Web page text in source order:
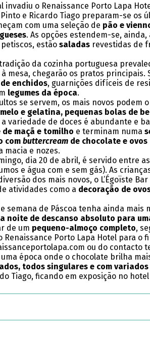
invadiu o Renaissance Porto Lapa
Pinto e Ricardo Tiago preparam-se
com uma seleção de pão e
. As opções estendem-se, ainda,
estão saladasrevestidas de
da cozinha portuguesa
mesa, chegarão os pratos principais.
enchidos, guarnições difíceis de
legumes da época.
se servem, os mais novos podem
e gelatina, pequenas bolas de
a variedade de doces é abundante e
maçã e tomilho e terminam numa
com buttercream de chocolate e
macia e nozes.
dia 20 de abril, é servido entre
e água com e sem gás). As
dos mais novos, o L’Égoïste
atividades como a decoração de
semana de Páscoa tenha ainda
noite de descanso absoluto para
de um pequeno-almoço completo,
Renaissance Porto Lapa Hotel para
ou do contacto
época onde o chocolate brilha
todos singulares e com
Tiago, ficando em exposição no